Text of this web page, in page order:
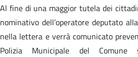
Al fine di una maggior tutela dei
nominativo dell’operatore deputato
nella lettera e verrà comunicato
Polizia Municipale del